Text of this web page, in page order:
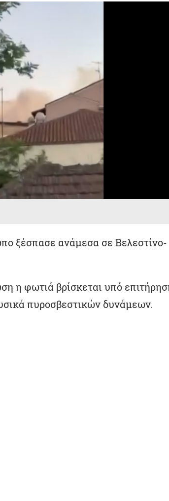
ξέσπασε ανάμεσα σε Βελεστίνο-
η φωτιά βρίσκεται υπό
πυροσβεστικών δυνάμεων.